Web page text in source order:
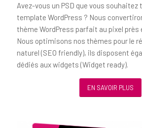
Avez-vous un PSD que vous souhaitez
template WordPress ? Nous
thème WordPress parfait au pixel près
Nous optimisons nos thèmes pour le
naturel (SEO friendly), ils disposent
dédiés aux widgets (Widget ready).
EN SAVOIR PLUS